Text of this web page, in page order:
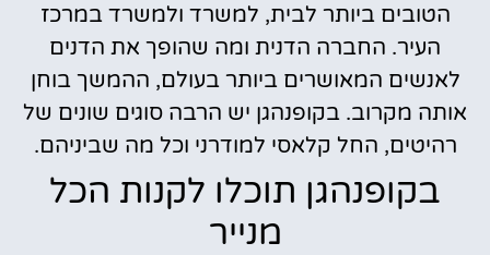
הטובים ביותר לבית, למשרד ולמשרד במרכז
העיר. החברה הדנית ומה שהופך את הדנים
לאנשים המאושרים ביותר בעולם, ההמשך בוחן
אותה מקרוב. בקופנהגן יש הרבה סוגים שונים של
רהיטים, החל קלאסי למודרני וכל מה שביניהם.
בקופנהגן תוכלו לקנות הכל
מנייר